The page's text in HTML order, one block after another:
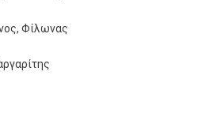
Φίλωνας